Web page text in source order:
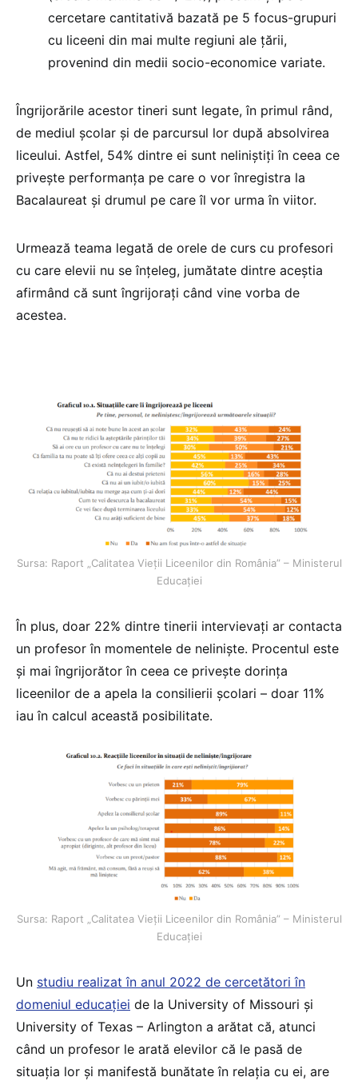
cercetare cantitativă bazată pe 5 focus-grupuri
cu liceeni din mai multe regiuni ale țării,
provenind din medii socio-economice variate.
Îngrijorările acestor tineri sunt legate, în primul rând,
de mediul școlar și de parcursul lor după absolvirea
liceului. Astfel, 54% dintre ei sunt neliniștiți în ceea ce
privește performanța pe care o vor înregistra la
Bacalaureat și drumul pe care îl vor urma în viitor.
Urmează teama legată de orele de curs cu profesori
cu care elevii nu se înțeleg, jumătate dintre aceștia
afirmând că sunt îngrijorați când vine vorba de
acestea.
Sursa: Raport „Calitatea Vieții Liceenilor din România” – Ministerul
Educației
În plus, doar 22% dintre tinerii intervievați ar contacta
un profesor în momentele de neliniște. Procentul este
și mai îngrijorător în ceea ce privește dorința
liceenilor de a apela la consilierii școlari – doar 11%
iau în calcul această posibilitate.
Sursa: Raport „Calitatea Vieții Liceenilor din România” – Ministerul
Educației
Un studiu realizat în anul 2022 de cercetători în
domeniul educației de la University of Missouri și
University of Texas – Arlington a arătat că, atunci
când un profesor le arată elevilor că le pasă de
situația lor și manifestă bunătate în relația cu ei, are